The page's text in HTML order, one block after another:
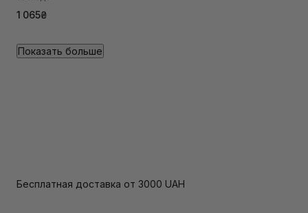
1 065₴
Показать больше
Бесплатная доставка от 3000 UAH